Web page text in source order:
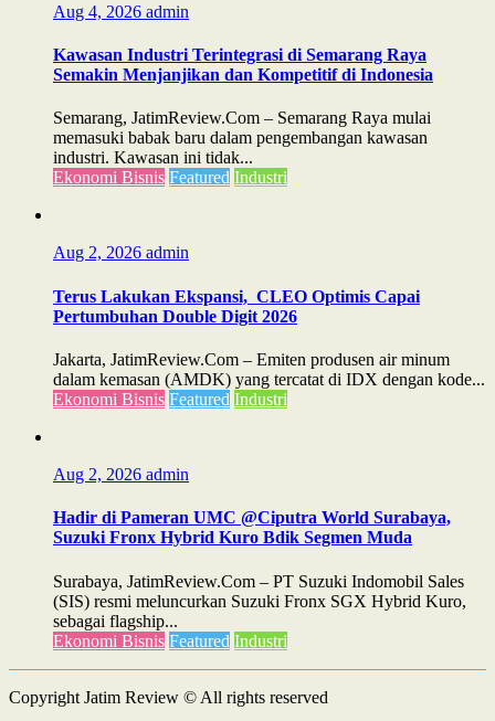
Aug 4, 2026 admin
Kawasan Industri Terintegrasi di Semarang Raya
Semakin Menjanjikan dan Kompetitif di Indonesia
Semarang, JatimReview.Com – Semarang Raya mulai
memasuki babak baru dalam pengembangan kawasan
industri. Kawasan ini tidak...
Ekonomi Bisnis Featured Industri
Aug 2, 2026 admin
Terus Lakukan Ekspansi, CLEO Optimis Capai
Pertumbuhan Double Digit 2026
Jakarta, JatimReview.Com – Emiten produsen air minum
dalam kemasan (AMDK) yang tercatat di IDX dengan kode...
Ekonomi Bisnis Featured Industri
Aug 2, 2026 admin
Hadir di Pameran UMC @Ciputra World Surabaya,
Suzuki Fronx Hybrid Kuro Bdik Segmen Muda
Surabaya, JatimReview.Com – PT Suzuki Indomobil Sales
(SIS) resmi meluncurkan Suzuki Fronx SGX Hybrid Kuro,
sebagai flagship...
Ekonomi Bisnis Featured Industri
Copyright Jatim Review © All rights reserved